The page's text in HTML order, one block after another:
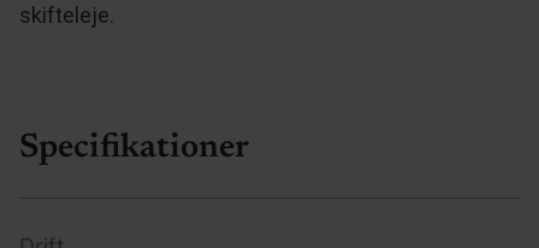
skifteleje.
Specifikationer